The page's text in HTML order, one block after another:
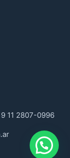
11 2807-0996